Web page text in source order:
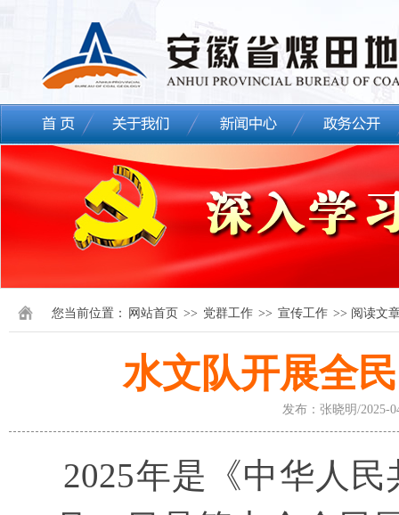
您当前位置： 网站首页 >> 党群工作 >> 宣传工作 >> 阅读文
水文队开展全
发布：张晓明/2025-
2025年是《中华人